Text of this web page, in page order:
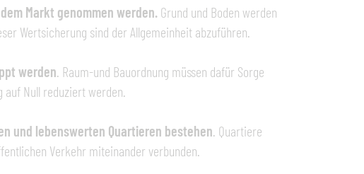
Markt genommen werden. Grund und Boden werden
Wertsicherung sind der Allgemeinheit abzuführen.
werden. Raum-und Bauordnung müssen dafür Sorge
auf Null reduziert werden.
und lebenswerten Quartieren bestehen. Quartiere
Verkehr miteinander verbunden.